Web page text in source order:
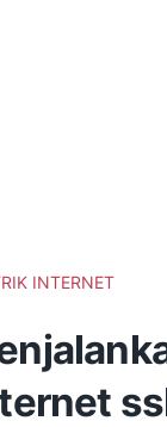
INTERNET